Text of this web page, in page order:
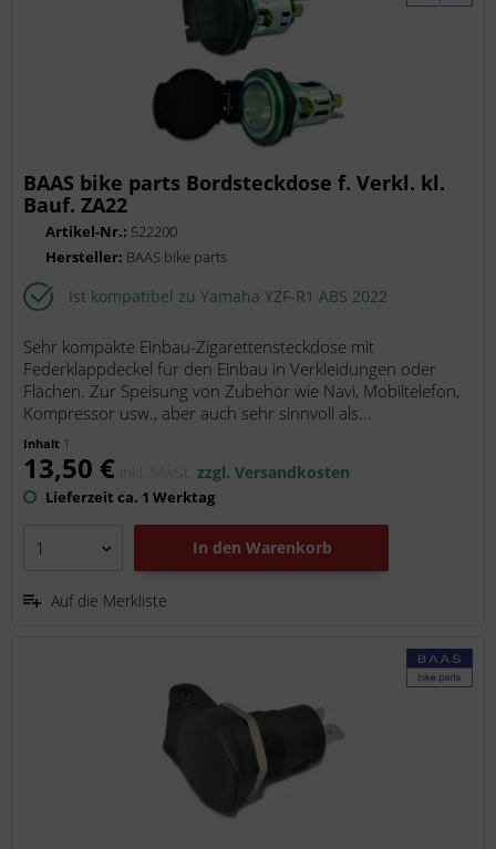
BAAS bike parts Bordsteckdose f. Verkl. kl.
Bauf. ZA22
Artikel-Nr.: 522200
Hersteller: BAAS bike parts
Ist kompatibel zu Yamaha YZF-R1 ABS 2022
Sehr kompakte Einbau-Zigarettensteckdose mit
Federklappdeckel für den Einbau in Verkleidungen oder
Flächen. Zur Speisung von Zubehör wie Navi, Mobiltelefon,
Kompressor usw., aber auch sehr sinnvoll als...
Inhalt 1
13,50 € inkl. MwSt.zzgl. Versandkosten
Lieferzeit ca. 1 Werktag
In den Warenkorb
Auf die Merkliste